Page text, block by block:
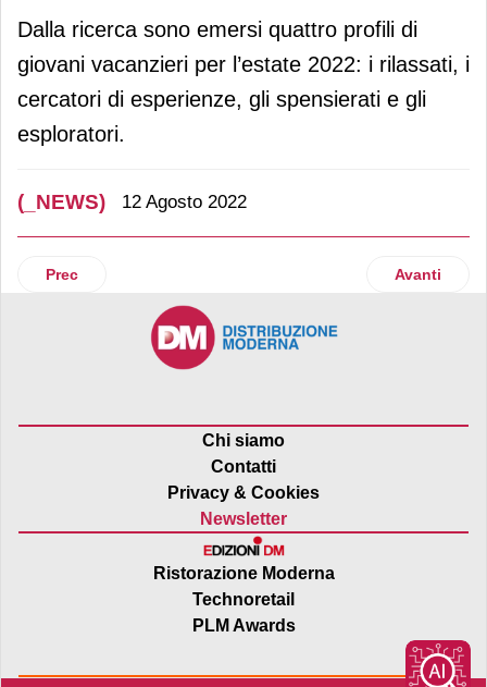
Dalla ricerca sono emersi quattro profili di
giovani vacanzieri per l’estate 2022: i rilassati, i
cercatori di esperienze, gli spensierati e gli
esploratori.
(_NEWS) 12 Agosto 2022
Articolo precedente: Dimmidisì si conferma un’entusiasta
Prec Articolo
Avanti
Chi siamo
Contatti
Privacy & Cookies
Newsletter
Ristorazione Moderna
Technoretail
PLM Awards